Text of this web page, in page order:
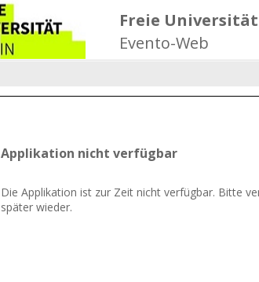
Freie
Evento-Web
Applikation nicht verfügbar
Die Applikation ist zur Zeit nicht verfügbar. Bitte
später wieder.